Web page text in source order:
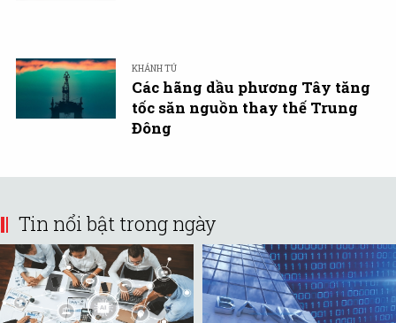
KHÁNH TÚ
Các hãng dầu phương Tây tăng
tốc săn nguồn thay thế Trung
Đông
Tin nổi bật trong ngày